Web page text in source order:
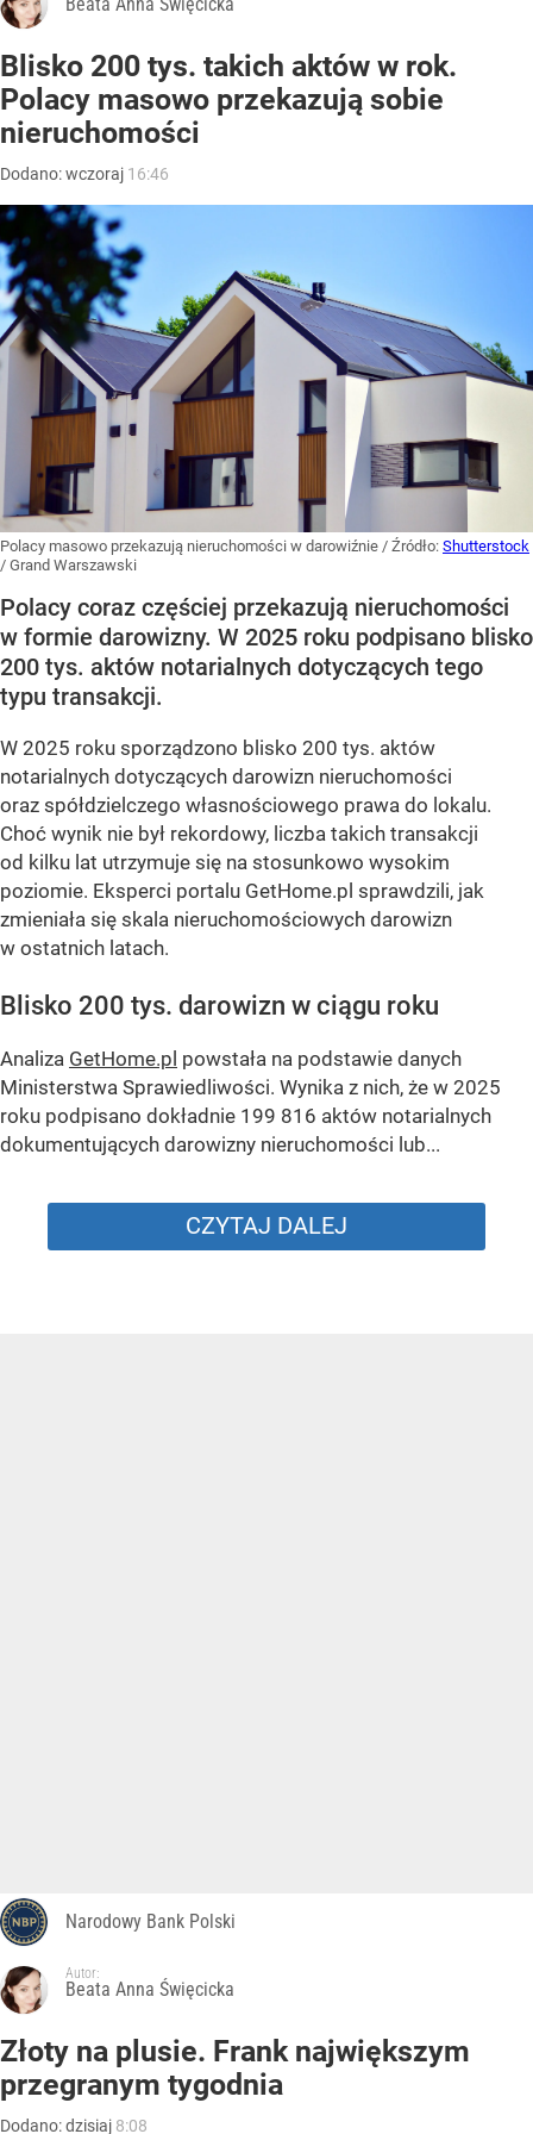
Beata Anna Święcicka
Blisko 200 tys. takich aktów w rok.
Polacy masowo przekazują sobie
nieruchomości
Dodano:wczoraj 16:46
Polacy masowo przekazują nieruchomości w darowiźnie / Źródło: Shutterstock
/ Grand Warszawski
Polacy coraz częściej przekazują nieruchomości
w formie darowizny. W 2025 roku podpisano blisko
200 tys. aktów notarialnych dotyczących tego
typu transakcji.
W 2025 roku sporządzono blisko 200 tys. aktów
notarialnych dotyczących darowizn nieruchomości
oraz spółdzielczego własnościowego prawa do lokalu.
Choć wynik nie był rekordowy, liczba takich transakcji
od kilku lat utrzymuje się na stosunkowo wysokim
poziomie. Eksperci portalu GetHome.pl sprawdzili, jak
zmieniała się skala nieruchomościowych darowizn
w ostatnich latach.
Blisko 200 tys. darowizn w ciągu roku
Analiza GetHome.pl powstała na podstawie danych
Ministerstwa Sprawiedliwości. Wynika z nich, że w 2025
roku podpisano dokładnie 199 816 aktów notarialnych
dokumentujących darowizny nieruchomości lub...
CZYTAJ DALEJ
Narodowy Bank Polski
Autor:
Beata Anna Święcicka
Złoty na plusie. Frank największym
przegranym tygodnia
Dodano:dzisiaj 8:08